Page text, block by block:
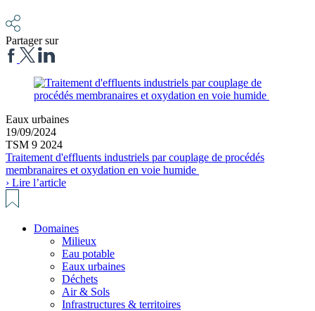
Partager sur
Eaux urbaines
19/09/2024
TSM 9 2024
Traitement d'effluents industriels par couplage de procédés
membranaires et oxydation en voie humide
› Lire l’article
Domaines
Milieux
Eau potable
Eaux urbaines
Déchets
Air & Sols
Infrastructures & territoires